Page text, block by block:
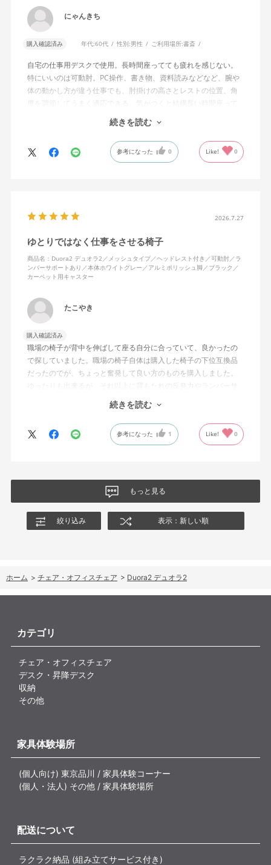
にゃんきち
購入確認済み 年代:60代 性別:男性 ご利用場所:書斎
自宅の仕事用デスクで使用。長時間座ってても疲れを感じない。
特にいいのは可動肘。PC操作、書き物、資料読みなどなど、腕や
体の動かし方が違う仕事でも、肘掛けの高さとレストの位置、角
度を調節してうまく適応できる。気がつくと結構長い時間座って
ランバーサポートは思ったよりやさしいサポート。従来使ってい
た骨盤サポートチェアよりも支える感じは緩やかだが、姿勢の崩
の夏の暑さを考えてメッシュを選んで正解。暑気が上がる2階の仕
ープグリーンも爽やかさを感じさせてGOOD。
シンプルで機能性の高いバランスのとれたチェア。背面とヘッド
レストにもたれかかるような使い方はまだあまりしていないが、
続きを読む
参考になった 0 Like! 0
2026.7.27
ゆとりではなく仕事をさせる椅子
商品名：Duora2 デュオラ2／メッシュタイプ／ヘッドレスト付き／可動肘／ラ
ンバーサポートあり／本体ホワイトグレー／アルミポリッシュ脚／ブラック／
カーペット用キャスター
たこやき
購入確認済み
職場の椅子が背中を伸ばして座る自分に合っていて、良かったの
で探していました。職場の椅子自体は購入した椅子の下位互換品
だったのでが、ちょっと奮発して良い方のものを購入しました。
ゆったりも出来るが、それ以上に背もたれの反発力やランバーサ
ポートを突き出したり出来るので、モニターに向かわす方にも力
が入っていて仕事をするにはすごく良い椅子でした。
続きを読む
参考になった 1 Like! 0
もっと見る
絞り込み 表示：新しい順
ホーム > チェア・オフィスチェア > Duora2 デュオラ2
カテゴリ
チェア・オフィスチェア
デスク・昇降デスク
収納
その他
家具体験場所
(個人向け) 東京品川 / 家具体験コーナー
(個人・法人) その他 / 家具体験場所
配送について
ラクラク納品 (組み立てサービス付き)